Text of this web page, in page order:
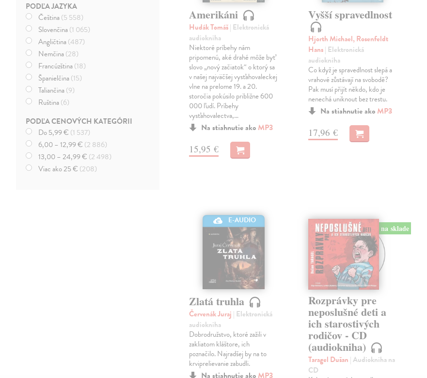
PODĽA JAZYKA
Čeština(5 558)
Slovenčina(1 065)
Angličtina(487)
Nemčina(28)
Francúzština(18)
Španielčina(15)
Taliančina(9)
Ruština(6)
PODĽA CENOVÝCH KATEGÓRII
Do 5,99 € (1 537)
6,00 – 12,99 € (2 886)
13,00 – 24,99 € (2 498)
Viac ako 25 € (208)
Amerikáni
Hudák Tomáš| Elektronická
audiokniha
Niektoré príbehy nám
pripomenú, aké drahé môže byť
slovo „nový začiatok“ o ktorý sa
v našej najväčšej vysťahovaleckej
vlne na prelome 19. a 20.
storočia pokúsilo približne 600
000 ľudí. Príbehy
vysťahovalectva,…
Na stiahnutie ako MP3
15,95 €
Vyšší spravedlnost
Hjorth Michael, Rosenfeldt
Hans| Elektronická
audiokniha
Co když je spravedlnost slepá a
vrahové zůstávají na svobodě?
Pak musí přijít někdo, kdo je
nenechá uniknout bez trestu.
Na stiahnutie ako MP3
17,96 €
E-AUDIO
Zlatá truhla
Červenák Juraj | Elektronická
audiokniha
Dobrodružstvo, ktoré zažili v
zakliatom kláštore, ich
poznačilo. Najradšej by na to
krviprelievanie zabudli.
Na stiahnutie ako MP3
na sklade
Rozprávky pre
neposlušné deti a
ich starostivých
rodičov - CD
(audiokniha)
Taragel Dušan | Audiokniha na
CD